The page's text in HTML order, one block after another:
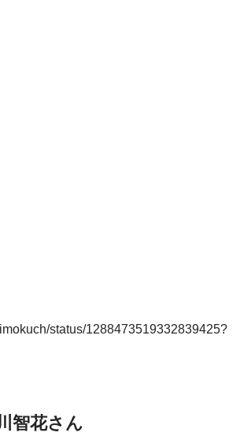
status/1288473519332839425?
智花さん